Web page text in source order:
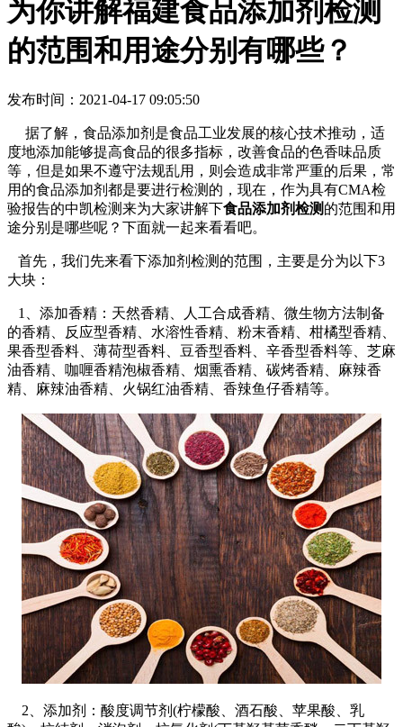
为你讲解福建食品添加剂检测
的范围和用途分别有哪些？
发布时间：2021-04-17 09:05:50
据了解，食品添加剂是食品工业发展的核心技术推动，适
度地添加能够提高食品的很多指标，改善食品的色香味品质
等，但是如果不遵守法规乱用，则会造成非常严重的后果，常
用的食品添加剂都是要进行检测的，现在，作为具有CMA检
验报告的中凯检测来为大家讲解下食品添加剂检测 的范围和用
途分别是哪些呢？下面就一起来看看吧。
首先，我们先来看下添加剂检测的范围，主要是分为以下3
大块：
1、添加香精：天然香精、人工合成香精、微生物方法制备
的香精、反应型香精、水溶性香精、粉末香精、柑橘型香精、
果香型香料、薄荷型香料、豆香型香料、辛香型香料等、芝麻
油香精、咖喱香精泡椒香精、烟熏香精、碳烤香精、麻辣香
精、麻辣油香精、火锅红油香精、香辣鱼仔香精等。
2、添加剂：酸度调节剂(柠檬酸、酒石酸、苹果酸、乳